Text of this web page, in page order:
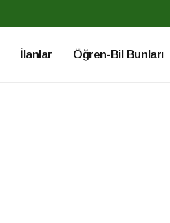
İlanlar Öğren-Bil Bunları